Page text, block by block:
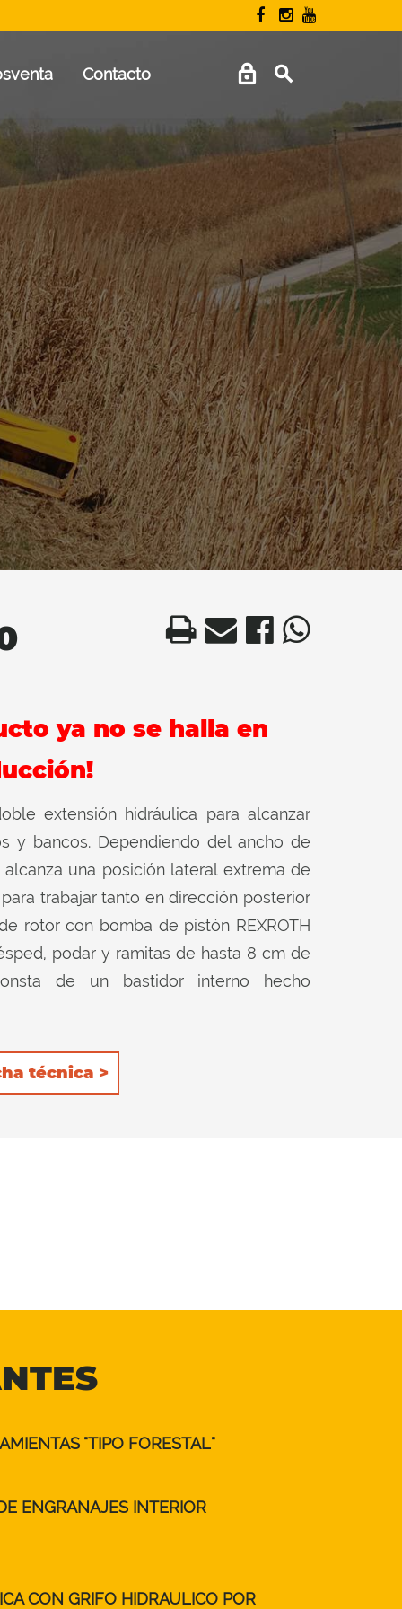
Contacto
ya no se halla en
extensión hidráulica para alcanzar
y bancos. Dependiendo del ancho de
una posición lateral extrema de
trabajar tanto en dirección posterior
rotor con bomba de pistón REXROTH
podar y ramitas de hasta 8 cm de
de un bastidor interno hecho
detrás del rodillo; el consumo de
con la consiguiente reducción del
técnica >
"TIPO FORESTAL"
ENGRANAJES INTERIOR
CON GRIFO HIDRAULICO POR